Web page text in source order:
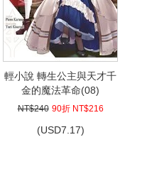
輕小說 轉生公主與天才千
金的魔法革命(08)
NT$240 90折 NT$216
(USD7.17)